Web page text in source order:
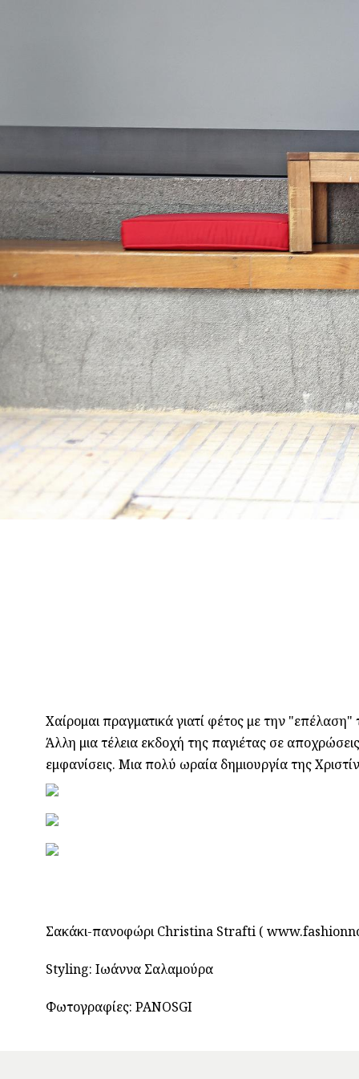
Χαίρομαι πραγματικά γιατί φέτος με την
Άλλη μια τέλεια εκδοχή της παγιέτας σε
εμφανίσεις. Μια πολύ ωραία δημιουργία της
Σακάκι-πανοφώρι Christina Strafti (
Styling: Ιωάννα Σαλαμούρα
Φωτογραφίες: PANOSGI